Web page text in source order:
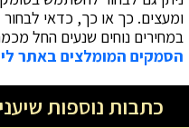
ומעצים. כך או כך, כדאי
במחירים נוחים שנעים החל מכמה עשרות שקלים ועד
הסמקים המומלצים באתר
כתבות נוספות